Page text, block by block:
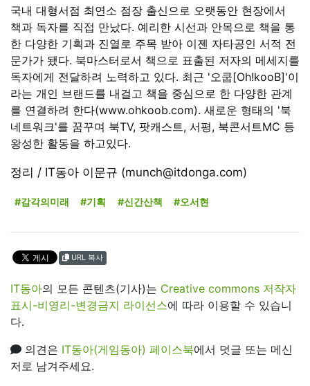
국내 대형서점 최연소 점장 출신으로 오랫동안 현장에서
책과 독자를 직접 만났다. 예리한 시선과 안목으로 책을 통
한 다양한 기획과 진열로 주목 받아 이젠 자타공인 서적 전
문가가 됐다. 북마스터로서 책으로 표출된 저자의 메세지를
독자에게 전달하려 노력하고 있다. 최근 '오쿱[Oh!kooB]'이
라는 개인 브랜드를 내걸고 책을 중심으로 한 다양한 관계
를 연결하려 한다(www.ohkoob.com). 새로운 형태의 '북
네트워크'를 꿈꾸며 북TV, 팟캐스트, 서평, 북콘서트MC 등
왕성한 활동을 하고있다.
정리 / IT동아 이문규 (munch@itdonga.com)
#감각의미래 #기획 #신간산책 #오서현
URL 복사
IT동아의 모든 콘텐츠(기사)는 Creative commons 저작자
표시-비영리-변경금지 라이선스에 따라 이용할 수 있습니
다.
의견은 IT동아(게임동아) 페이스북에서 덧글 또는 메신
저로 남겨주세요.